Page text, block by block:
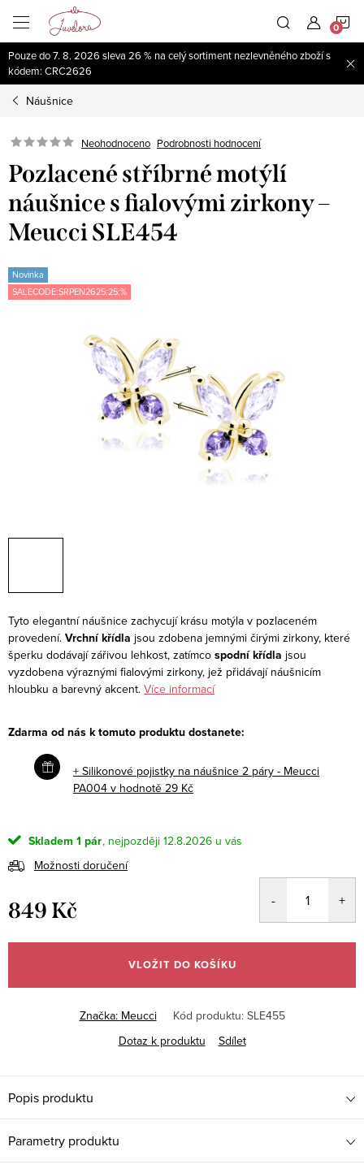
obsah
Pouze do 7. 8. 2026 sleva 26 % na celý sortiment nezlevněného zboží s
kódem: CRC2626
Náušnice
Neohodnoceno Podrobnosti hodnocení
Pozlacené stříbrné motýlí
náušnice s fialovými zirkony –
Meucci SLE454
Novinka
SALECODE:SRPEN2625:25:%
Tyto elegantní náušnice zachycují krásu motýla v pozlaceném
provedení. Vrchní křídla jsou zdobena jemnými čirými zirkony, které
šperku dodávají zářivou lehkost, zatímco spodní křídla jsou
vyzdobena výraznými fialovými zirkony, jež přidávají náušnicím
hloubku a barevný akcent. Více informací
Zdarma od nás k tomuto produktu dostanete:
+ Silikonové pojistky na náušnice 2 páry - Meucci
PA004 v hodnotě 29 Kč
Skladem 1 pár
12.8.2026
Možnosti doručení
849 Kč
cena:
VLOŽIT DO KOŠÍKU
Značka: Meucci Kód produktu: SLE455
Dotaz k produktu
Sdílet
Popis produktu
Parametry produktu